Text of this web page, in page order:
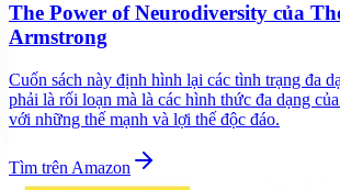
The Power of Neurodiversity của
Armstrong
Cuốn sách này định hình lại các tình trạng đa
phải là rối loạn mà là các hình thức đa dạng
với những thế mạnh và lợi thế độc đáo.
Tìm trên Amazon